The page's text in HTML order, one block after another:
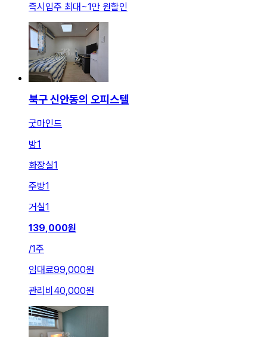
즉시입주 최대~1만 원할인
북구 신안동의 오피스텔
굿마인드
방1
화장실1
주방1
거실1
139,000원
/1주
임대료99,000원
관리비 40,000원